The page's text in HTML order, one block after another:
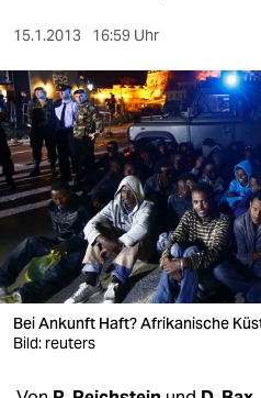
sport
berlin
nord
wahrheit
verlag
verlag
veranstaltungen
shop
15.1.2013 16:59 Uhr
Bei Ankunft Haft? Afrikanische
Bild: reuters